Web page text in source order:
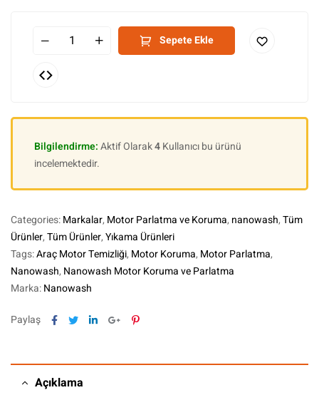
Sepete Ekle
Bilgilendirme:Aktif Olarak4Kullanıcı bu ürünü
incelemektedir.
Categories:Markalar, Motor Parlatma ve Koruma, nanowash,Tüm
Ürünler,Tüm Ürünler,Yıkama Ürünleri
Tags:Araç Motor Temizliği, Motor Koruma, Motor Parlatma,
Nanowash, Nanowash Motor Koruma ve Parlatma
Marka:Nanowash
Paylaş Facebook
TwitterLinkedinGoogle+Pinterest
Açıklama